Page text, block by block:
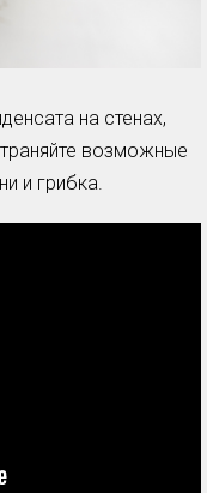
на стенах,
возможные
и грибка.